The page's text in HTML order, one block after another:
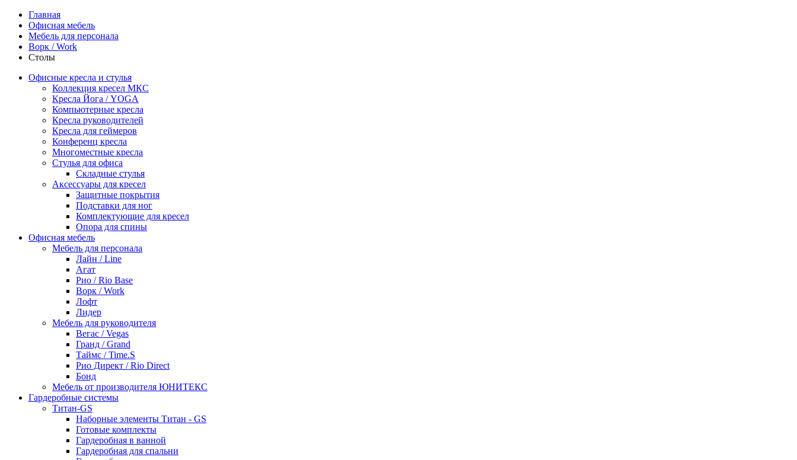
Главная
Офисная мебель
Мебель для персонала
Ворк / Work
Столы
Офисные кресла и стулья
Коллекция кресел МКС
Кресла Йога / YOGA
Компьютерные кресла
Кресла руководителей
Кресла для геймеров
Конференц кресла
Многоместные кресла
Стулья для офиса
Складные стулья
Аксессуары для кресел
Защитные покрытия
Подставки для ног
Комплектующие для кресел
Опора для спины
Офисная мебель
Мебель для персонала
Лайн / Line
Агат
Рио / Rio Base
Ворк / Work
Лофт
Лидер
Мебель для руководителя
Вегас / Vegas
Гранд / Grand
Таймс / Time.S
Рио Директ / Rio Direct
Бонд
Мебель от производителя ЮНИТЕКС
Гардеробные системы
Титан-GS
Наборные элементы Титан - GS
Готовые комплекты
Гардеробная в ванной
Гардеробная для спальни